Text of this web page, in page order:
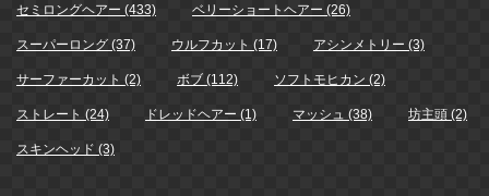
セミロングヘアー (433) ベリーショートヘアー (26)
スーパーロング (37) ウルフカット (17) アシンメトリー (3)
サーファーカット (2) ボブ (112) ソフトモヒカン (2)
ストレート (24) ドレッドヘアー (1) マッシュ (38) 坊主頭 (2)
スキンヘッド (3)